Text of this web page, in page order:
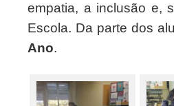
empatia, a inclusão e,
Escola. Da parte dos
Ano.